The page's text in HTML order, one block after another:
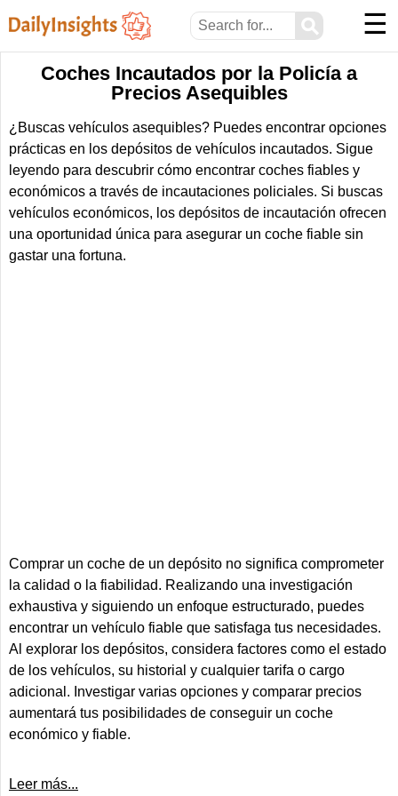
⚲ ☰
Coches Incautados por la Policía a
Precios Asequibles
¿Buscas vehículos asequibles? Puedes encontrar opciones
prácticas en los depósitos de vehículos incautados. Sigue
leyendo para descubrir cómo encontrar coches fiables y
económicos a través de incautaciones policiales. Si buscas
vehículos económicos, los depósitos de incautación ofrecen
una oportunidad única para asegurar un coche fiable sin
gastar una fortuna.
Comprar un coche de un depósito no significa comprometer
la calidad o la fiabilidad. Realizando una investigación
exhaustiva y siguiendo un enfoque estructurado, puedes
encontrar un vehículo fiable que satisfaga tus necesidades.
Al explorar los depósitos, considera factores como el estado
de los vehículos, su historial y cualquier tarifa o cargo
adicional. Investigar varias opciones y comparar precios
aumentará tus posibilidades de conseguir un coche
económico y fiable.
Leer más...